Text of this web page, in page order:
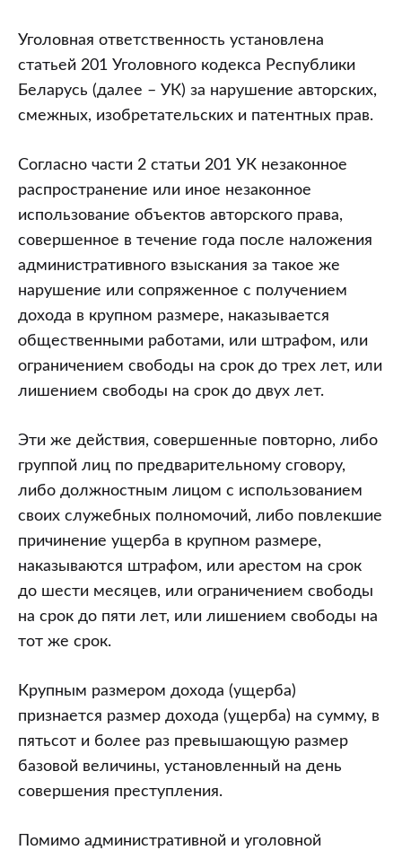
Уголовная ответственность установлена
статьей 201 Уголовного кодекса Республики
Беларусь (далее – УК) за нарушение авторских,
смежных, изобретательских и патентных прав.
Согласно части 2 статьи 201 УК незаконное
распространение или иное незаконное
использование объектов авторского права,
совершенное в течение года после наложения
административного взыскания за такое же
нарушение или сопряженное с получением
дохода в крупном размере, наказывается
общественными работами, или штрафом, или
ограничением свободы на срок до трех лет, или
лишением свободы на срок до двух лет.
Эти же действия, совершенные повторно, либо
группой лиц по предварительному сговору,
либо должностным лицом с использованием
своих служебных полномочий, либо повлекшие
причинение ущерба в крупном размере,
наказываются штрафом, или арестом на срок
до шести месяцев, или ограничением свободы
на срок до пяти лет, или лишением свободы на
тот же срок.
Крупным размером дохода (ущерба)
признается размер дохода (ущерба) на сумму, в
пятьсот и более раз превышающую размер
базовой величины, установленный на день
совершения преступления.
Помимо административной и уголовной